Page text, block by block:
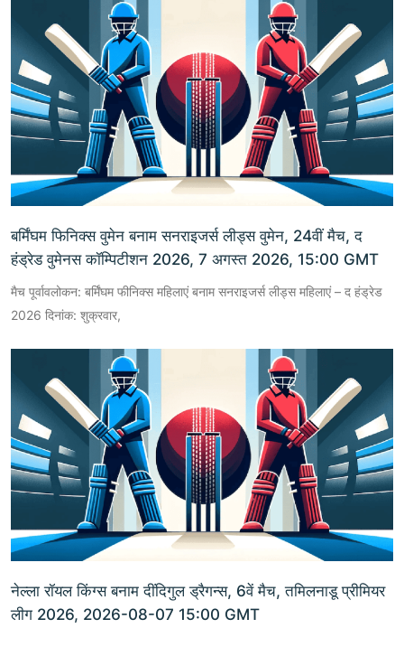
बर्मिंघम फिनिक्स वुमेन बनाम सनराइजर्स लीड्स वुमेन, 24वीं मैच, द
हंड्रेड वुमेनस कॉम्पिटीशन 2026, 7 अगस्त 2026, 15:00 GMT
मैच पूर्वावलोकन: बर्मिंघम फीनिक्स महिलाएं बनाम सनराइजर्स लीड्स महिलाएं – द हंड्रेड
2026 दिनांक: शुक्रवार,
नेल्ला रॉयल किंग्स बनाम दींदिगुल ड्रैगन्स, 6वें मैच, तमिलनाडू प्रीमियर
लीग 2026, 2026-08-07 15:00 GMT